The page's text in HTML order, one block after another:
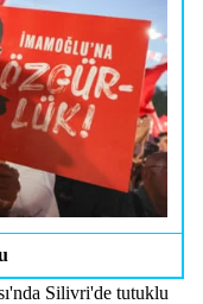
Silivri'de tutuklu